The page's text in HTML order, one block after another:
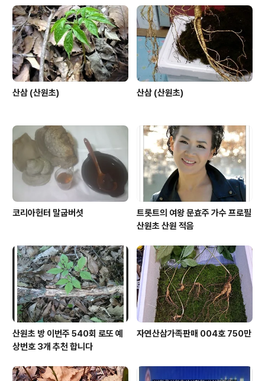
삼에 대해서는 자연산삼 야생산삼 그리고 산삼 이라고 하
겠읍니다. 2,그외에 외래종과 인삼에 가까운삼 그리고 산
양삼 및 산양산삼에 대한 부분도 별도로 취급 합니다.
3,본 협회에 의..
산삼 (산원초) 산삼 (산원초)
코리아헌터 말굽버섯
트롯트의 여왕 문효주 가수 프로필
산원초 산원 적음
산원초 방 이번주 540회 로또 예
상번호 3개 추천 합니다
자연산삼가족판매 004호 750만